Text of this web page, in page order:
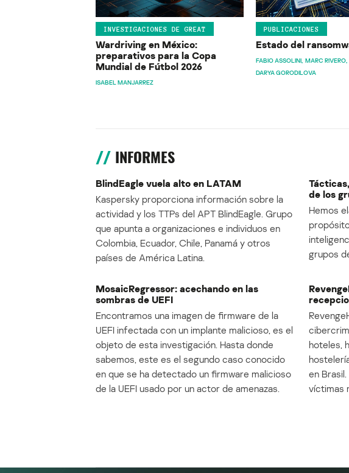
INVESTIGACIONES DE GREAT
Wardriving en México:
preparativos para la Copa
Mundial de Fútbol 2026
ISABEL MANJARREZ
PUBLICACIONES
Estado del
FABIO ASSOLINI MARC RIVERO
DARYA GORODILOVA
INFORMES
BlindEagle vuela alto en LATAM
Kaspersky proporciona información sobre la
actividad y los TTPs del APT BlindEagle. Grupo
que apunta a organizaciones e individuos en
Colombia, Ecuador, Chile, Panamá y otros
países de América Latina.
de los
Hemos
grupos
MosaicRegressor: acechando en las
sombras de UEFI
Encontramos una imagen de firmware de la
UEFI infectada con un implante malicioso, es el
objeto de esta investigación. Hasta donde
sabemos, este es el segundo caso conocido
en que se ha detectado un firmware malicioso
de la UEFI usado por un actor de amenazas.
hoteles,
en
víctimas